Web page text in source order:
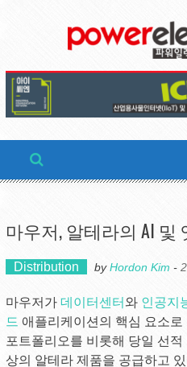
마우저, 알테라의 AI 및
Distribution byHordon Kim -
마우저가 데이터센터 와 인공지
드 애플리케이션의 핵심 요소
포트폴리오를 비롯해 당일 선적
상의 알테라 제품을 공급하고